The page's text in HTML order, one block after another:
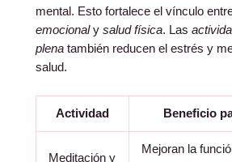
mental. Esto fortalece el vínculo
emocionaly salud física. Las
plena también reducen el estrés y
salud.
Actividad Beneficio
Meditación y
Mejoran la